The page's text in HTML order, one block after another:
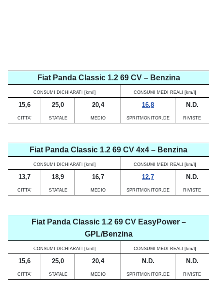
Fiat Panda Classic 1.2 69 CV – Benzina
CONSUMI DICHIARATI [km/l] CONSUMI MEDI REALI [km/l]
15,6 25,0 20,4 16,8 N.D.
CITTA' STATALE MEDIO SPRITMONITOR.DE RIVISTE
Fiat Panda Classic 1.2 69 CV 4x4 – Benzina
CONSUMI DICHIARATI [km/l] CONSUMI MEDI REALI [km/l]
13,7 18,9 16,7 12,7 N.D.
CITTA' STATALE MEDIO SPRITMONITOR.DE RIVISTE
Fiat Panda Classic 1.2 69 CV EasyPower –
GPL/Benzina
CONSUMI DICHIARATI [km/l] CONSUMI MEDI REALI [km/l]
15,6 25,0 20,4 N.D. N.D.
CITTA' STATALE MEDIO SPRITMONITOR.DE RIVISTE